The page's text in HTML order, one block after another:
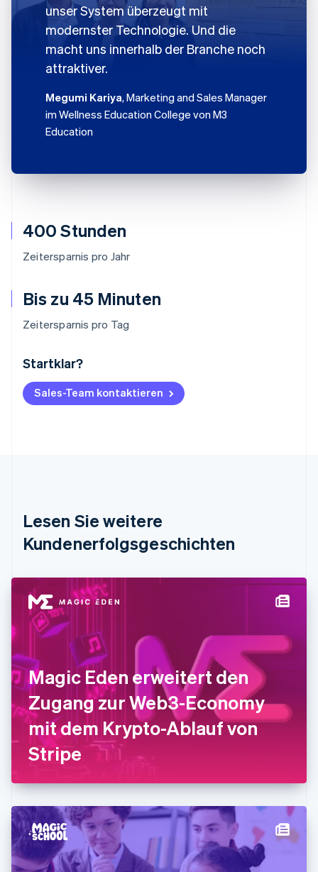
400 Stunden
Zeitersparnis pro Jahr
Bis zu 45 Minuten
Zeitersparnis pro Tag
Startklar?
Sales-Team kontaktieren
unser System überzeugt mit
modernster Technologie. Und die
macht uns innerhalb der Branche noch
attraktiver.
Megumi Kariya, Marketing and Sales Manager
im Wellness Education College von M3
Education
Lesen Sie weitere
Kundenerfolgsgeschichten
Magic Eden erweitert den
Zugang zur Web3-Economy
mit dem Krypto-Ablauf von
Stripe
Australien
Belgien
NederlandsFrançaisDeutschEnglish
DeutschEnglish
English
简体中文English
Finnland
EnglishSvenska
Frankreich
Français English
Gibraltar
Griechenland
English
Indien
English
Irland
English
Italien
Japan
日本語English
Kanada
English Français
Kroatien
EnglishItaliano